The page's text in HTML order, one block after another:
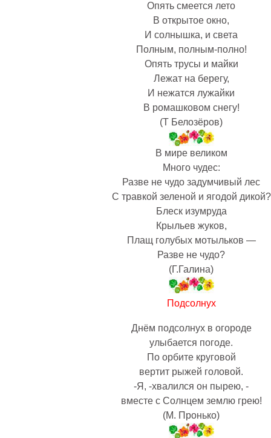
Опять смеется лето
В открытое окно,
И солнышка, и света
Полным, полным-полно!
Опять трусы и майки
Лежат на берегу,
И нежатся лужайки
В ромашковом снегу!
(Т Белозёров)
В мире великом
Много чудес:
Разве не чудо задумчивый лес
С травкой зеленой и ягодой дикой?
Блеск изумруда
Крыльев жуков,
Плащ голубых мотыльков —
Разве не чудо?
(Г.Галина)
Подсолнух
Днём подсолнух в огороде
улыбается погоде.
По орбите круговой
вертит рыжей головой.
-Я, -хвалился он пырею, -
вместе с Солнцем землю грею!
(М. Пронько)